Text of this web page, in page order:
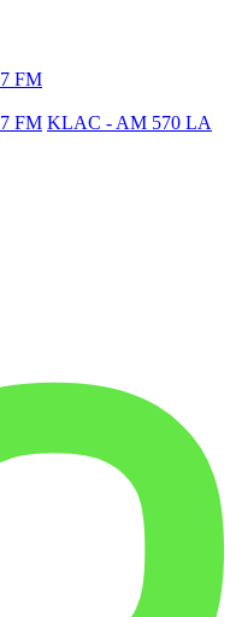
FM
FM KLAC - AM 570 LA